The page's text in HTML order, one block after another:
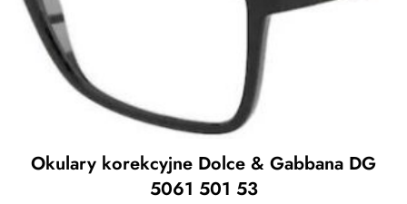
Okulary korekcyjne Dolce & Gabbana DG
5061 501 53